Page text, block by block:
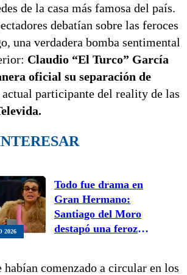
de la casa más famosa del país.
debatían sobre las feroces
una verdadera bomba sentimental
Claudio “El Turco” García
oficial su separación de
actual participante del reality de las
2026
Todo fue drama en
Gran Hermano:
Santiago del Moro
destapó una feroz
Solange Abraham
habían comenzado a circular en los